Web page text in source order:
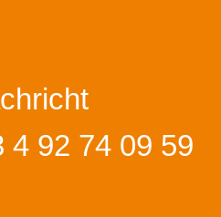
4 92 74 09 59